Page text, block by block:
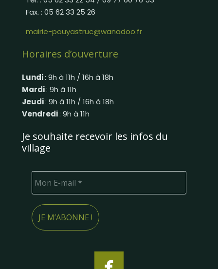
Fax. : 05 62 33 25 26
mairie-pouyastruc@wanadoo.fr
Horaires d’ouverture
Lundi: 9h à 11h / 16h à 18h
Mardi: 9h à 11h
Jeudi: 9h à 11h / 16h à 18h
Vendredi: 9h à 11h
Je souhaite recevoir les infos du
village